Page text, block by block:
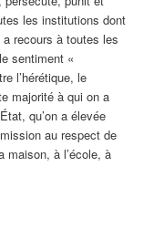
les institutions dont
recours à toutes les
sentiment «
l’hérétique, le
majorité à qui on a
qu’on a élevée
au respect de
maison, à l’école, à